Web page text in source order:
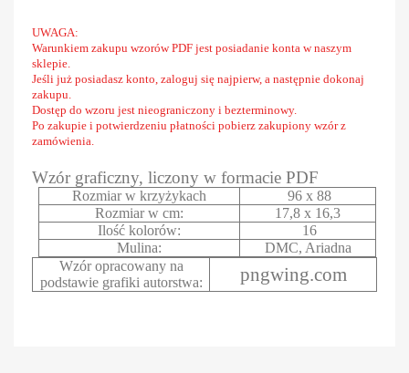
UWAGA:
Warunkiem zakupu wzorów PDF jest posiadanie konta w naszym
sklepie.
Jeśli już posiadasz konto, zaloguj się najpierw, a następnie dokonaj
zakupu.
Dostęp do wzoru jest nieograniczony i bezterminowy.
Po zakupie i potwierdzeniu płatności pobierz zakupiony wzór z
zamówienia.
Wzór graficzny, liczony w formacie PDF
Rozmiar w krzyżykach
96 x 88
Rozmiar w cm:
17,8 x 16,3
Ilość kolorów:
16
Mulina:
DMC, Ariadna
Wzór opracowany na
podstawie grafiki autorstwa:
pngwing.com